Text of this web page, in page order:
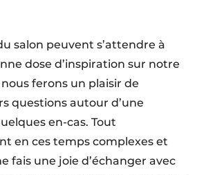
salon peuvent s’attendre à
dose d’inspiration sur notre
ferons un plaisir de
questions autour d’une
en-cas. Tout
en ces temps complexes et
fais une joie d’échanger avec